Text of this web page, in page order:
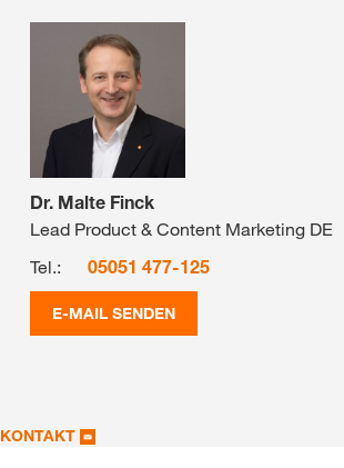
Dr. Malte Finck
Lead Product & Content Marketing DE
Tel.:
05051 477-125
E-MAIL SENDEN
KONTAKT